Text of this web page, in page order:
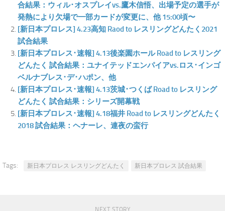
合結果：ウィル･オスプレイvs.鷹木信悟、出場予定の選手が
発熱により欠場で一部カードが変更に、他 15:00頃〜
[新日本プロレス] 4.23高知 Raod to レスリングどんたく2021
試合結果
[新日本プロレス･速報] 4.13後楽園ホール Road to レスリング
どんたく 試合結果：ユナイテッドエンパイアvs.ロス･インゴ
ベルナブレス･デ･ハポン、他
[新日本プロレス･速報] 4.13茨城･つくば Road to レスリング
どんたく 試合結果：シリーズ開幕戦
[新日本プロレス･速報] 4.18福井 Road to レスリングどんたく
2018 試合結果：ヘナーレ、連夜の蛮行
Tags: 新日本プロレス レスリングどんたく 新日本プロレス 試合結果
NEXT STORY